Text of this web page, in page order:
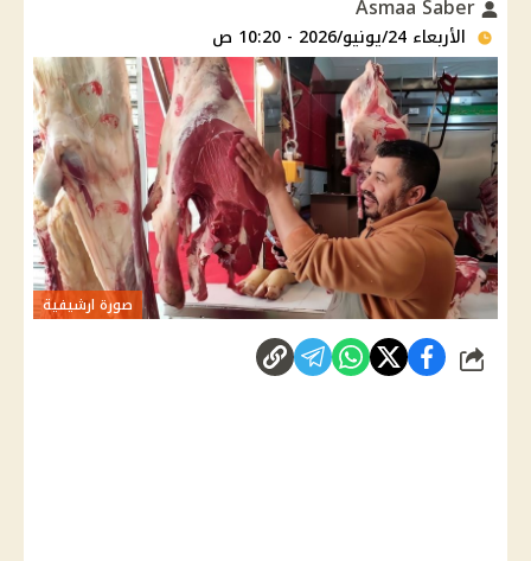
الأربعاء 24/يونيو/2026 - 10:20 ص
صورة ارشيفية
شارك